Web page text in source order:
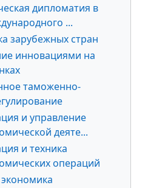
дипломатия в
...
зарубежных стран
инновациями на
таможенно-
и управление
деяте...
и техника
операций